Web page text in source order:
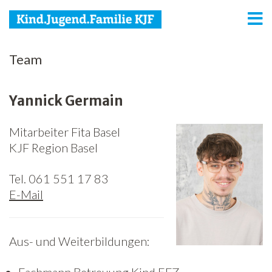
KJF
Jugend
Familie
Agenda
Spenden
Team
Yannick Germain
Mitarbeiter Fita Basel
KJF Region Basel
Tel. 061 551 17 83
E-Mail
Aus- und Weiterbildungen: